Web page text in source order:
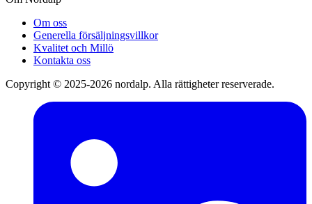
Om oss
Generella försäljningsvillkor
Kvalitet och Millö
Kontakta oss
Copyright © 2025-2026 nordalp. Alla rättigheter reserverade.